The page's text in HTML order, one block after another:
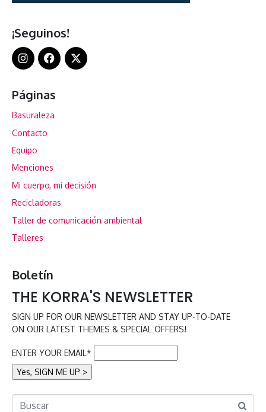
¡Seguinos!
Páginas
Basuraleza
Contacto
Equipo
Menciones
Mi cuerpo, mi decisión
Recicladoras
Taller de comunicación ambiental
Talleres
Boletín
THE KORRA'S NEWSLETTER
SIGN UP FOR OUR NEWSLETTER AND STAY UP-TO-DATE
ON OUR LATEST THEMES & SPECIAL OFFERS!
ENTER YOUR EMAIL*